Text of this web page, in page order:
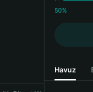
50%
Havuz